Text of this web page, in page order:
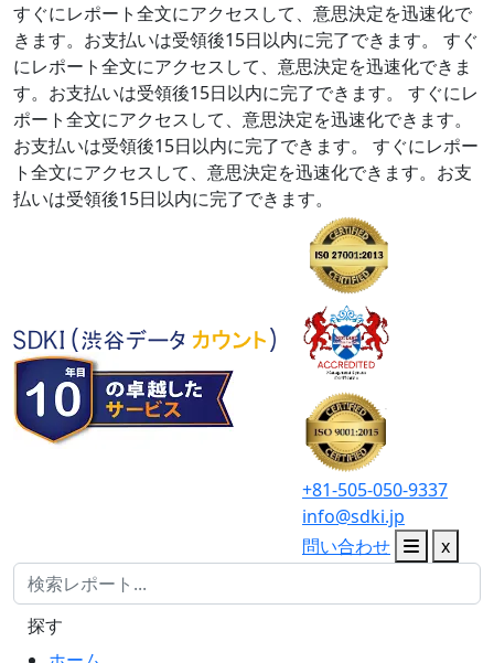
すぐにレポート全文にアクセスして、意思決定を迅速化で
きます。お支払いは受領後15日以内に完了できます。
すぐ
にレポート全文にアクセスして、意思決定を迅速化できま
す。お支払いは受領後15日以内に完了できます。
すぐにレ
ポート全文にアクセスして、意思決定を迅速化できます。
お支払いは受領後15日以内に完了できます。
すぐにレポー
ト全文にアクセスして、意思決定を迅速化できます。お支
払いは受領後15日以内に完了できます。
+81-505-050-9337
info@sdki.jp
問い合わせ
x
探す